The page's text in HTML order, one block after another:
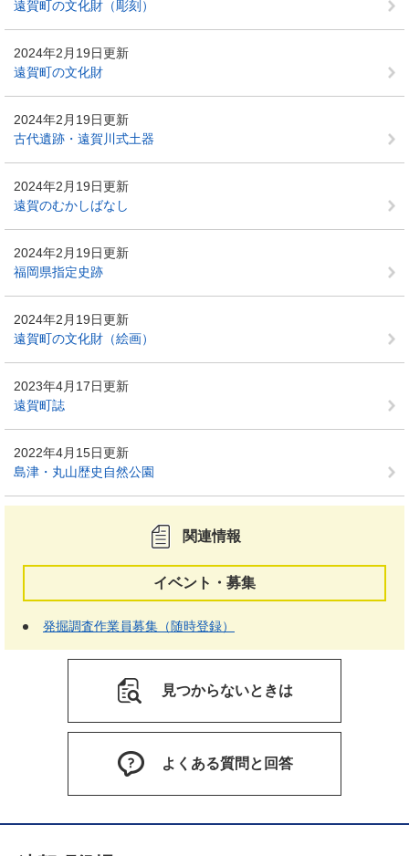
遠賀町の文化財（彫刻）
2024年2月19日更新
遠賀町の文化財
2024年2月19日更新
古代遺跡・遠賀川式土器
2024年2月19日更新
遠賀のむかしばなし
2024年2月19日更新
福岡県指定史跡
2024年2月19日更新
遠賀町の文化財（絵画）
2023年4月17日更新
遠賀町誌
2022年4月15日更新
島津・丸山歴史自然公園
関連情報
イベント・募集
発掘調査作業員募集（随時登録）
見つからないときは
よくある質問と回答